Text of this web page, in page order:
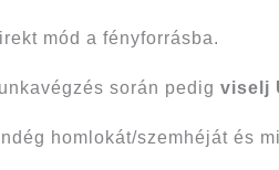
mód a fényforrásba.
során pedig viselj
homlokát/szemhéját és